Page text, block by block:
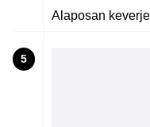
Alaposan
5